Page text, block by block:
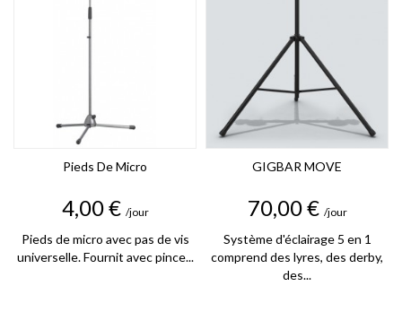
Pieds De Micro
Prix
4,00 € /jour
Pieds de micro avec pas de vis
universelle. Fournit avec pince...
GIGBAR MOVE
Prix
70,00 € /jour
Système d'éclairage 5 en 1
comprend des lyres, des derby,
des...